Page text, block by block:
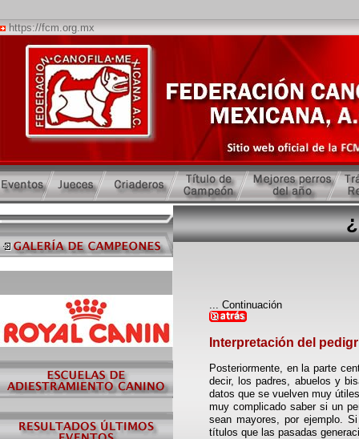
https://fcm.org.mx
... Continuación
Interpretación del
Posteriormente, en la parte
decir, los padres, abuelos y
datos que se vuelven muy
muy complicado saber si un
sean mayores, por ejemplo.
títulos que las pasadas